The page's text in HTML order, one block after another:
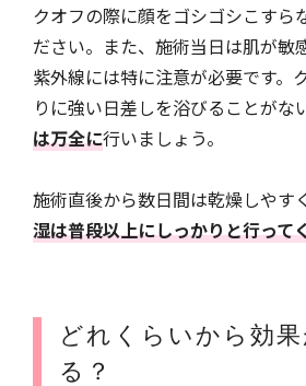
クオフの際に顔をゴシゴシこすら
ださい。また、施術当日は肌が敏
紫外線には特に注意が必要です。
りに強い日差しを浴びることがな
は万全に行いましょう。
施術直後から数日間は乾燥しやす
湿は普段以上にしっかりと行って
どれくらいから効果
る？